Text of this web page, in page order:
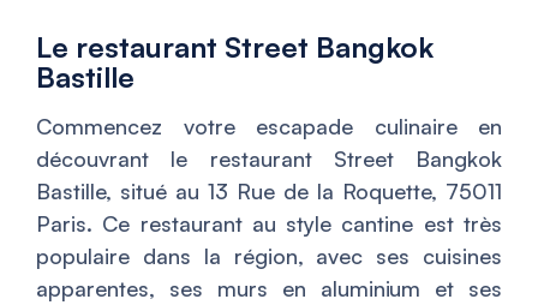
Le restaurant Street Bangkok
Bastille
Commencez votre escapade culinaire en
découvrant le restaurant Street Bangkok
Bastille, situé au 13 Rue de la Roquette, 75011
Paris. Ce restaurant au style cantine est très
populaire dans la région, avec ses cuisines
apparentes, ses murs en aluminium et ses